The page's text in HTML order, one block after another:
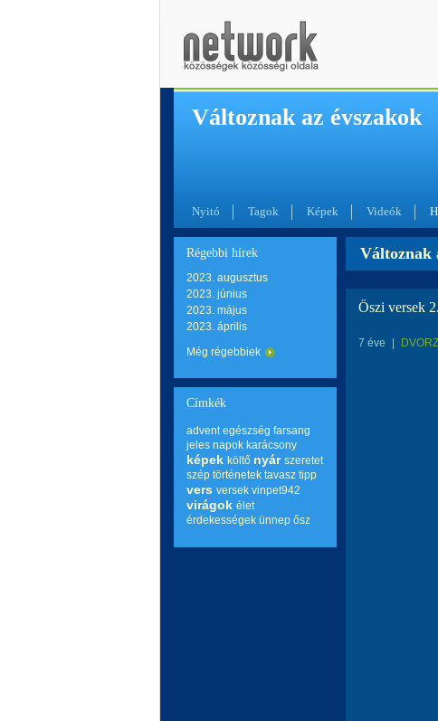
Változnak az évszakok
Nyitó Tagok Képek Videók
Régebbi hírek
2023. augusztus
2023. június
2023. május
2023. április
Még régebbiek
Címkék
advent egészség farsang
jeles napok karácsony
képek költő nyár szeretet
szép történetek tavasz tipp
vers versek vinpet942
virágok élet
érdekességek ünnep ősz
Változnak
Őszi versek 2.
7 éve